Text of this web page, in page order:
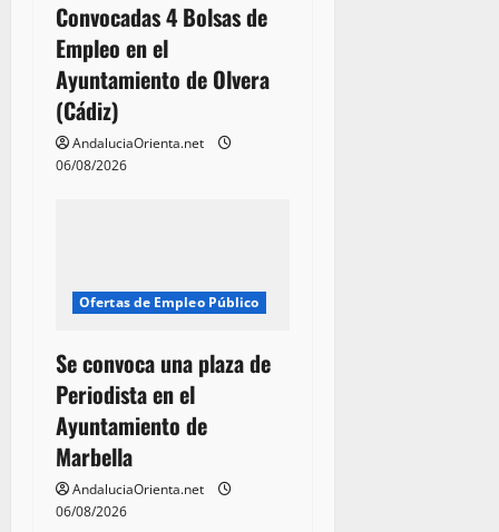
t
r
a
Convocadas 4 Bolsas de
Empleo en el
Ayuntamiento de Olvera
(Cádiz)
AndaluciaOrienta.net
06/08/2026
Ofertas de Empleo Público
Se convoca una plaza de
Periodista en el
Ayuntamiento de
Marbella
AndaluciaOrienta.net
06/08/2026